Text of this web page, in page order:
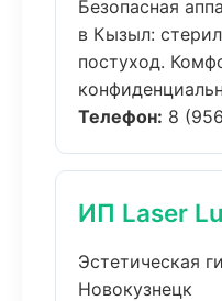
Безопасная
в Кызыл:
постуход.
Телефон: 8
ИП Laser
Эстетическая
Новокузнецк